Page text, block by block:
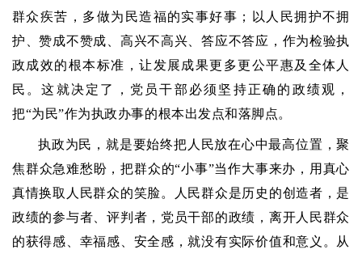
群众疾苦，多做为民造福的实事好事；以人民拥护不拥
护、赞成不赞成、高兴不高兴、答应不答应，作为检验执
政成效的根本标准，让发展成果更多更公平惠及全体人
民。这就决定了，党员干部必须坚持正确的政绩观，
把“为民”作为执政办事的根本出发点和落脚点。
执政为民，就是要始终把人民放在心中最高位置，聚
焦群众急难愁盼，把群众的“小事”当作大事来办，用真心
真情换取人民群众的笑脸。人民群众是历史的创造者，是
政绩的参与者、评判者，党员干部的政绩，离开人民群众
的获得感、幸福感、安全感，就没有实际价值和意义。从